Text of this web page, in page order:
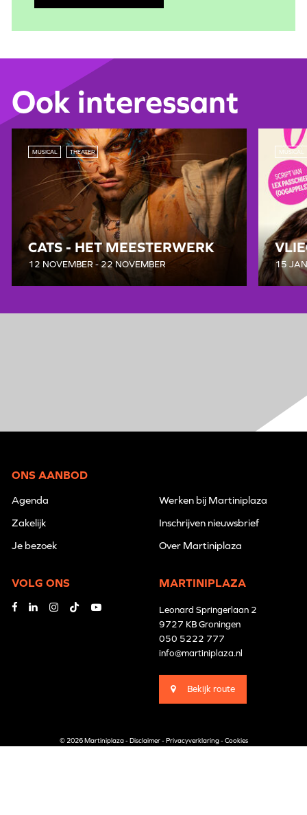
Ook interessant
MUSICAL THEATER
CATS - HET MEESTERWERK
12 NOVEMBER - 22 NOVEMBER
MUSICAL
15
ONS AANBOD
Agenda
Zakelijk
Je bezoek
Werken bij Martiniplaza
Inschrijven nieuwsbrief
Over Martiniplaza
VOLG ONS MARTINIPLAZA
Leonard Springerlaan 2
9727 KB Groningen
050 5222 777
info@martiniplaza.nl
Bekijk route
© 2026 Martiniplaza -Disclaimer-Privacyverklaring-Cookies